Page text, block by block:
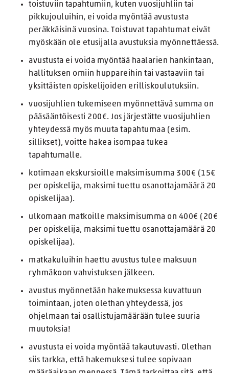
toistuviin tapahtumiin, kuten vuosijuhliin tai
pikkujouluihin, ei voida myöntää avustusta
peräkkäisinä vuosina. Toistuvat tapahtumat eivät
myöskään ole etusijalla avustuksia myönnettäessä.
avustusta ei voida myöntää haalarien hankintaan,
hallituksen omiin huppareihin tai vastaaviin tai
yksittäisten opiskelijoiden erilliskoulutuksiin.
vuosijuhlien tukemiseen myönnettävä summa on
pääsääntöisesti 200€. Jos järjestätte vuosijuhlien
yhteydessä myös muuta tapahtumaa (esim.
sillikset), voitte hakea isompaa tukea
tapahtumalle.
kotimaan ekskursioille maksimisumma 300€ (15€
per opiskelija, maksimi tuettu osanottajamäärä 20
opiskelijaa).
ulkomaan matkoille maksimisumma on 400€ (20€
per opiskelija, maksimi tuettu osanottajamäärä 20
opiskelijaa).
matkakuluihin haettu avustus tulee maksuun
ryhmäkoon vahvistuksen jälkeen.
avustus myönnetään hakemuksessa kuvattuun
toimintaan, joten olethan yhteydessä, jos
ohjelmaan tai osallistujamäärään tulee suuria
muutoksia!
avustusta ei voida myöntää takautuvasti. Olethan
siis tarkka, että hakemuksesi tulee sopivaan